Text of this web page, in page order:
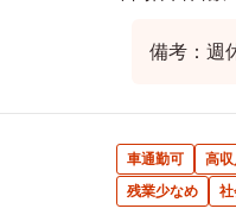
備考：週
車通勤可 高収
残業少なめ